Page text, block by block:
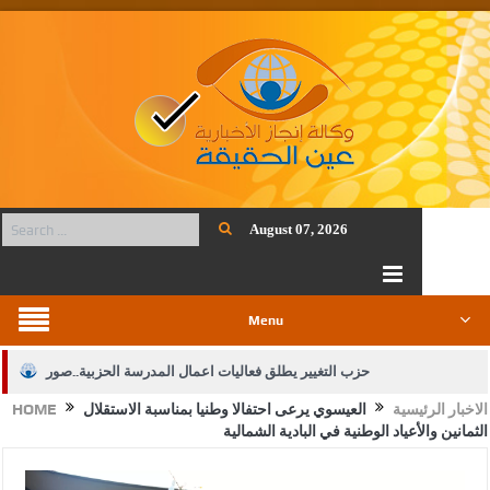
August 07, 2026
Menu
حزب التغيير يطلق فعاليات اعمال المدرسة الحزبية..صور
الجيش يفتح باب التجنيد لحملة البكالوريوس في الحقوق والقانونHOME الاخبار الرئيسية
العيسوي يرعى احتفالا وطنيا بمناسبة الاستقلال
الثمانين والأعياد الوطنية في البادية الشمالية